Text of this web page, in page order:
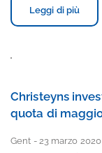
Leggi di più
Christeyns
quota di
Gent - 23 marzo